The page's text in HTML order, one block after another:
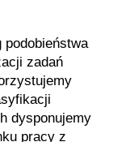
podobieństwa
zadań
dysponujemy
pracy z